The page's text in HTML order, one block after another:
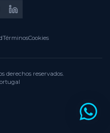
TérminosCookies
derechos reservados.